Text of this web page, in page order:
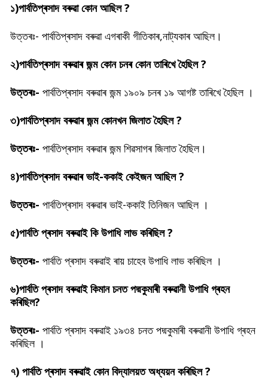
১)পাৰ্বতিপ্ৰসাদ বৰুৱা কোন আছিল ?
উত্তৰঃ- পাৰ্বতিপ্ৰসাদ বৰুৱা এগৰাকী গীতিকাৰ,নাট্যকাৰ আছিল।
২)পাৰ্বতিপ্ৰসাদ বৰুৱাৰ জন্ম কোন চনৰ কোন তাৰিখে হৈছিল ?
উত্তৰঃ- পাৰ্বতিপ্ৰসাদ বৰুৱাৰ জন্ম ১৯০৯ চনৰ ১৯ আগষ্ট তাৰিখে হৈছিল ।
৩)পাৰ্বতিপ্ৰসাদ বৰুৱাৰ জন্ম কোনখন জিলাত হৈছিল ?
উত্তৰঃ- পাৰ্বতিপ্ৰসাদ বৰুৱাৰ জন্ম শিৱসাগৰ জিলাত হৈছিল।
৪)পাৰ্বতিপ্ৰসাদ বৰুৱাৰ ভাই-ককাই কেইজন আছিল ?
উত্তৰঃ- পাৰ্বতিপ্ৰসাদ বৰুৱাৰ ভাই-ককাই তিনিজন আছিল ।
৫)পাৰ্বতি প্ৰসাদ বৰুৱাই কি উপাধি লাভ কৰিছিল ?
উত্তৰঃ- পাৰ্বতি প্ৰসাদ বৰুৱাই ৰায় চাহেব উপাধি লাভ কৰিছিল ।
৬)পাৰ্বতি প্ৰসাদ বৰুৱাই কিমান চনত পদ্মকুমাৰী বৰুৱানী উপাধি গ্ৰহন
কৰিছিল?
উত্তৰঃ- পাৰ্বতি প্ৰসাদ বৰুৱাই ১৯৩৪ চনত পদ্মকুমাৰী বৰুৱানী উপাধি গ্ৰহন
কৰিছিল ।
৭) পাৰ্বতি প্ৰসাদ বৰুৱাইকোন বিদ্যালয়ত অধ্যয়ন কৰিছিল ?